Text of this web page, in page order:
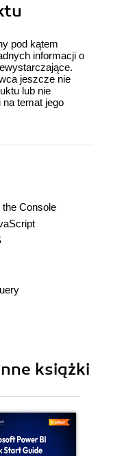
pod kątem
informacji o
jeszcze nie
lub nie
na temat jego
Console
książki